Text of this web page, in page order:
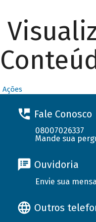
Ações
Fale Conosco
08007026337
Mande sua
Ouvidoria
Envie sua
Outros